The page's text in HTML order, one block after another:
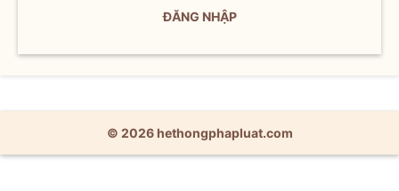
ĐĂNG NHẬP
© 2026 hethongphapluat.com